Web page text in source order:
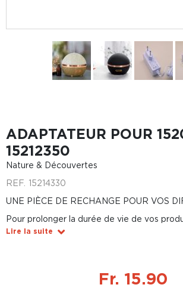
ADAPTATEUR POUR
15212350
Nature & Découvertes
REF. 15214330
UNE PIÈCE DE RECHANGE POUR VOS
Pour prolonger la durée de vie de vos
Lire la suite
Fr. 15.90